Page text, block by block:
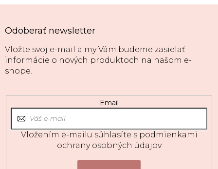
Odoberať newsletter
Vložte svoj e-mail a my Vám budeme zasielať
informácie o nových produktoch na našom e-
shope.
Email
Vložením e-mailu súhlasíte s podmienkami
ochrany osobných údajov